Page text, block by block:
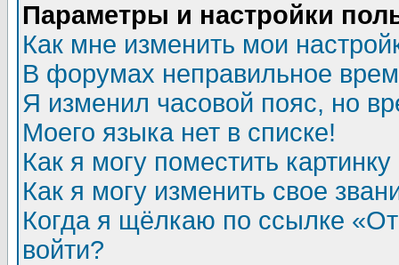
Параметры и настройки
Как мне изменить мои
В форумах неправильное
Я изменил часовой пояс, но
Моего языка нет в списке!
Как я могу поместить
Как я могу изменить свое
Когда я щёлкаю по ссылке
войти?